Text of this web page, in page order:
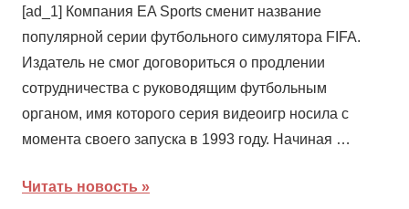
[ad_1] Компания EA Sports сменит название
популярной серии футбольного симулятора FIFA.
Издатель не смог договориться о продлении
сотрудничества с руководящим футбольным
органом, имя которого серия видеоигр носила с
момента своего запуска в 1993 году. Начиная …
Читать новость